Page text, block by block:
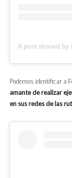
Podemos identificar a
amante de realizar
en sus redes de las